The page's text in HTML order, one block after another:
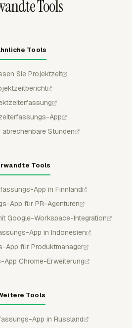
Tools
Tools
Sie Projektzeit
App
Stunden
Tools
App in Finnland
App für PR-Agenturen
Google-Workspace-Integration
App in Indonesien
App für Produktmanager
App Chrome-Erweiterung
Tools
App in Russland